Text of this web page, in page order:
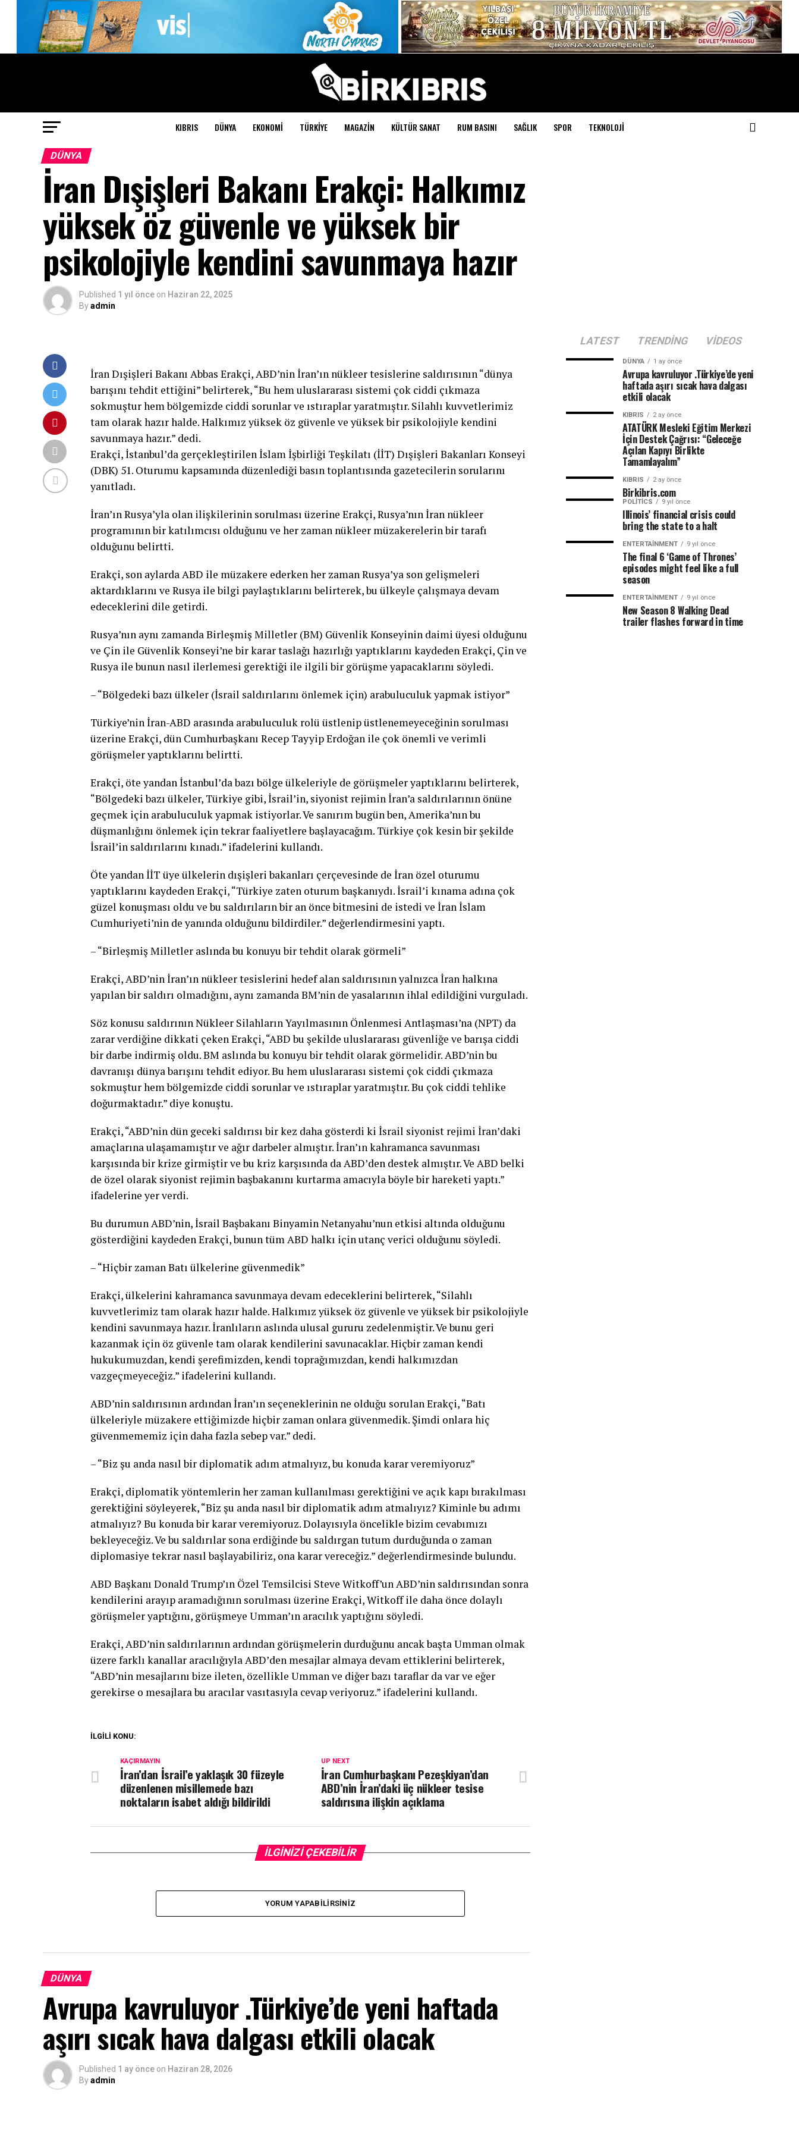
KIBRIS DÜNYA EKONOMI TÜRKIYE MAGAZIN KÜLTÜR SANAT RUM BASINI SAĞLIK SPOR TEKNOLOJI
DÜNYA
İran Dışişleri Bakanı Erakçi: Halkımız
yüksek öz güvenle ve yüksek bir
psikolojiyle kendini savunmaya hazır
Published 1 yıl önce on Haziran 22, 2025
Byadmin
İran Dışişleri Bakanı Abbas Erakçi, ABD’nin İran’ın nükleer tesislerine saldırısının “dünya
barışını tehdit ettiğini” belirterek, “Bu hem uluslararası sistemi çok ciddi çıkmaza
sokmuştur hem bölgemizde ciddi sorunlar ve ıstıraplar yaratmıştır. Silahlı kuvvetlerimiz
tam olarak hazır halde. Halkımız yüksek öz güvenle ve yüksek bir psikolojiyle kendini
savunmaya hazır.” dedi.
Erakçi, İstanbul’da gerçekleştirilen İslam İşbirliği Teşkilatı (İİT) Dışişleri Bakanları Konseyi
(DBK) 51. Oturumu kapsamında düzenlediği basın toplantısında gazetecilerin sorularını
yanıtladı.
İran’ın Rusya’yla olan ilişkilerinin sorulması üzerine Erakçi, Rusya’nın İran nükleer
programının bir katılımcısı olduğunu ve her zaman nükleer müzakerelerin bir tarafı
olduğunu belirtti.
Erakçi, son aylarda ABD ile müzakere ederken her zaman Rusya’ya son gelişmeleri
aktardıklarını ve Rusya ile bilgi paylaştıklarını belirterek, bu ülkeyle çalışmaya devam
edeceklerini dile getirdi.
Rusya’nın aynı zamanda Birleşmiş Milletler (BM) Güvenlik Konseyinin daimi üyesi olduğunu
ve Çin ile Güvenlik Konseyi’ne bir karar taslağı hazırlığı yaptıklarını kaydeden Erakçi, Çin ve
Rusya ile bunun nasıl ilerlemesi gerektiği ile ilgili bir görüşme yapacaklarını söyledi.
– “Bölgedeki bazı ülkeler (İsrail saldırılarını önlemek için) arabuluculuk yapmak istiyor”
Türkiye’nin İran-ABD arasında arabuluculuk rolü üstlenip üstlenemeyeceğinin sorulması
üzerine Erakçi, dün Cumhurbaşkanı Recep Tayyip Erdoğan ile çok önemli ve verimli
görüşmeler yaptıklarını belirtti.
Erakçi, öte yandan İstanbul’da bazı bölge ülkeleriyle de görüşmeler yaptıklarını belirterek,
“Bölgedeki bazı ülkeler, Türkiye gibi, İsrail’in, siyonist rejimin İran’a saldırılarının önüne
geçmek için arabuluculuk yapmak istiyorlar. Ve sanırım bugün ben, Amerika’nın bu
düşmanlığını önlemek için tekrar faaliyetlere başlayacağım. Türkiye çok kesin bir şekilde
İsrail’in saldırılarını kınadı.” ifadelerini kullandı.
Öte yandan İİT üye ülkelerin dışişleri bakanları çerçevesinde de İran özel oturumu
yaptıklarını kaydeden Erakçi, “Türkiye zaten oturum başkanıydı. İsrail’i kınama adına çok
güzel konuşması oldu ve bu saldırıların bir an önce bitmesini de istedi ve İran İslam
Cumhuriyeti’nin de yanında olduğunu bildirdiler.” değerlendirmesini yaptı.
– “Birleşmiş Milletler aslında bu konuyu bir tehdit olarak görmeli”
Erakçi, ABD’nin İran’ın nükleer tesislerini hedef alan saldırısının yalnızca İran halkına
yapılan bir saldırı olmadığını, aynı zamanda BM’nin de yasalarının ihlal edildiğini vurguladı.
Söz konusu saldırının Nükleer Silahların Yayılmasının Önlenmesi Antlaşması’na (NPT) da
zarar verdiğine dikkati çeken Erakçi, “ABD bu şekilde uluslararası güvenliğe ve barışa ciddi
bir darbe indirmiş oldu. BM aslında bu konuyu bir tehdit olarak görmelidir. ABD’nin bu
davranışı dünya barışını tehdit ediyor. Bu hem uluslararası sistemi çok ciddi çıkmaza
sokmuştur hem bölgemizde ciddi sorunlar ve ıstıraplar yaratmıştır. Bu çok ciddi tehlike
doğurmaktadır.” diye konuştu.
Erakçi, “ABD’nin dün geceki saldırısı bir kez daha gösterdi ki İsrail siyonist rejimi İran’daki
amaçlarına ulaşamamıştır ve ağır darbeler almıştır. İran’ın kahramanca savunması
karşısında bir krize girmiştir ve bu kriz karşısında da ABD’den destek almıştır. Ve ABD belki
de özel olarak siyonist rejimin başbakanını kurtarma amacıyla böyle bir hareketi yaptı.”
ifadelerine yer verdi.
Bu durumun ABD’nin, İsrail Başbakanı Binyamin Netanyahu’nun etkisi altında olduğunu
gösterdiğini kaydeden Erakçi, bunun tüm ABD halkı için utanç verici olduğunu söyledi.
– “Hiçbir zaman Batı ülkelerine güvenmedik”
Erakçi, ülkelerini kahramanca savunmaya devam edeceklerini belirterek, “Silahlı
kuvvetlerimiz tam olarak hazır halde. Halkımız yüksek öz güvenle ve yüksek bir psikolojiyle
kendini savunmaya hazır. İranlıların aslında ulusal gururu zedelenmiştir. Ve bunu geri
kazanmak için öz güvenle tam olarak kendilerini savunacaklar. Hiçbir zaman kendi
hukukumuzdan, kendi şerefimizden, kendi toprağımızdan, kendi halkımızdan
vazgeçmeyeceğiz.” ifadelerini kullandı.
ABD’nin saldırısının ardından İran’ın seçeneklerinin ne olduğu sorulan Erakçi, “Batı
ülkeleriyle müzakere ettiğimizde hiçbir zaman onlara güvenmedik. Şimdi onlara hiç
güvenmememiz için daha fazla sebep var.” dedi.
– “Biz şu anda nasıl bir diplomatik adım atmalıyız, bu konuda karar veremiyoruz”
Erakçi, diplomatik yöntemlerin her zaman kullanılması gerektiğini ve açık kapı bırakılması
gerektiğini söyleyerek, “Biz şu anda nasıl bir diplomatik adım atmalıyız? Kiminle bu adımı
atmalıyız? Bu konuda bir karar veremiyoruz. Dolayısıyla öncelikle bizim cevabımızı
bekleyeceğiz. Ve bu saldırılar sona erdiğinde bu saldırgan tutum durduğunda o zaman
diplomasiye tekrar nasıl başlayabiliriz, ona karar vereceğiz.” değerlendirmesinde bulundu.
ABD Başkanı Donald Trump’ın Özel Temsilcisi Steve Witkoff’un ABD’nin saldırısından sonra
kendilerini arayıp aramadığının sorulması üzerine Erakçi, Witkoff ile daha önce dolaylı
görüşmeler yaptığını, görüşmeye Umman’ın aracılık yaptığını söyledi.
Erakçi, ABD’nin saldırılarının ardından görüşmelerin durduğunu ancak başta Umman olmak
üzere farklı kanallar aracılığıyla ABD’den mesajlar almaya devam ettiklerini belirterek,
“ABD’nin mesajlarını bize ileten, özellikle Umman ve diğer bazı taraflar da var ve eğer
gerekirse o mesajlara bu aracılar vasıtasıyla cevap veriyoruz.” ifadelerini kullandı.
İLGİLİ KONU:
UP NEXT
İran Cumhurbaşkanı Pezeşkiyan’dan
ABD’nin İran’daki üç nükleer tesise
saldırısına ilişkin açıklama
KAÇIRMAYIN
İran’dan İsrail’e yaklaşık 30 füzeyle
düzenlenen misillemede bazı
noktaların isabet aldığı bildirildi
İLGİNİZİ ÇEKEBİLİR
YORUM YAPABILIRSINIZ
DÜNYA
Avrupa kavruluyor .Türkiye’de yeni haftada
aşırı sıcak hava dalgası etkili olacak
Published 1 ay önce on Haziran 28, 2026
Byadmin
LATEST TRENDING VIDEOS
DÜNYA 1 ay önce
Avrupa kavruluyor .Türkiye’de yeni
haftada aşırı sıcak hava dalgası
etkili olacak
KIBRIS 2 ay önce
ATATÜRK Mesleki Eğitim Merkezi
İçin Destek Çağrısı: “Geleceğe
Açılan Kapıyı Birlikte
Tamamlayalım”
KIBRIS 2 ay önce
Birkibris.com
POLITICS 9 yıl önce
Illinois’ financial crisis could
bring the state to a halt
ENTERTAINMENT 9 yıl önce
The final 6 ‘Game of Thrones’
episodes might feel like a full
season
ENTERTAINMENT 9 yıl önce
New Season 8 Walking Dead
trailer flashes forward in time